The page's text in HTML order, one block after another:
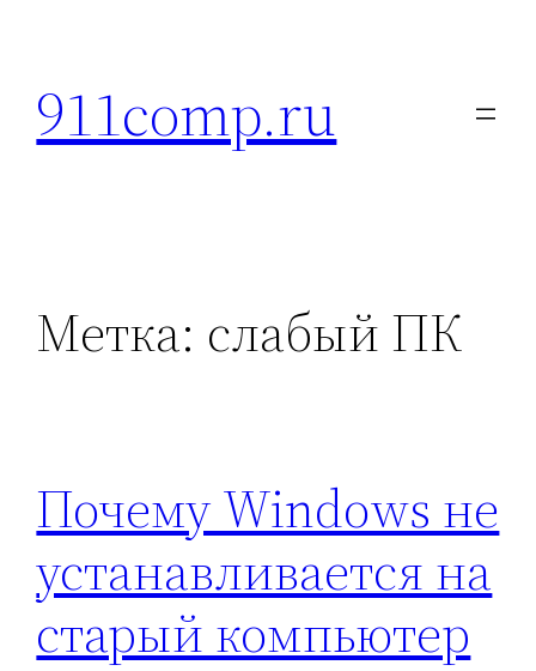
содержимому
911comp.ru
Метка: слабый ПК
Почему Windows не
устанавливается на
старый компьютер